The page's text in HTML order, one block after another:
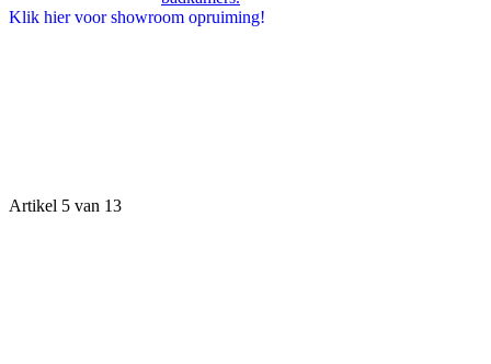
Klik hier voor showroom opruiming!
Artikel 5 van 13